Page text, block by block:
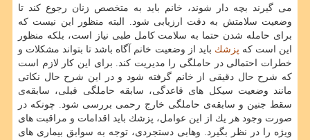
می گیرند بچه دار شوند، خانم باید به متخصص زنان رجوع كند تا
وضعیت سلامتش به دقت ارزیابی شود. البته منظور این نیست كه
برای حامله شدن حتما به سلامت كامل طبی نیاز است، بلكه منظور
این است كه پزشك باید از وضعیت خانم آگاه باشد تا بتواند مشكلات و
خطرات احتمالی در حاملگی را مدیریت كند. برای این كار لازم است
كه شرح حال دقیقی از خانم گرفته شود و در این شرح حال نكاتی
مانند وضعیت سیكل های قاعدگی، سابقه حاملگی قبلی، سابقه‌ی
سقط جنین و سابقه‌ی حاملگی خارج رحمی بررسی شود. چونكه در
صورت وجود هر یك از این عوامل، پزشك باید اقدامات و مراقبت های
ویژه را در نظر بگیرد. وهابی دستجردی، توجه به سوابق بیماری های